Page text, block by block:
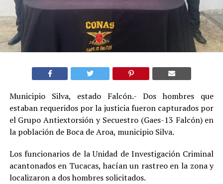
Municipio Silva, estado Falcón.- Dos hombres que
estaban requeridos por la justicia fueron capturados por
el Grupo Antiextorsión y Secuestro (Gaes-13 Falcón) en
la población de Boca de Aroa, municipio Silva.
Los funcionarios de la Unidad de Investigación Criminal
acantonados en Tucacas, hacían un rastreo en la zona y
localizaron a dos hombres solicitados.